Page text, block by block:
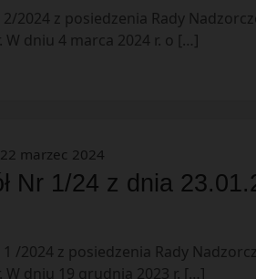
2024 z posiedzenia Rady
W dniu 4 marca 2024 r. o […]
22 marzec 2024
Nr 1/24 z dnia
/2024 z posiedzenia Rady
W dniu 19 grudnia 2023 r. […]